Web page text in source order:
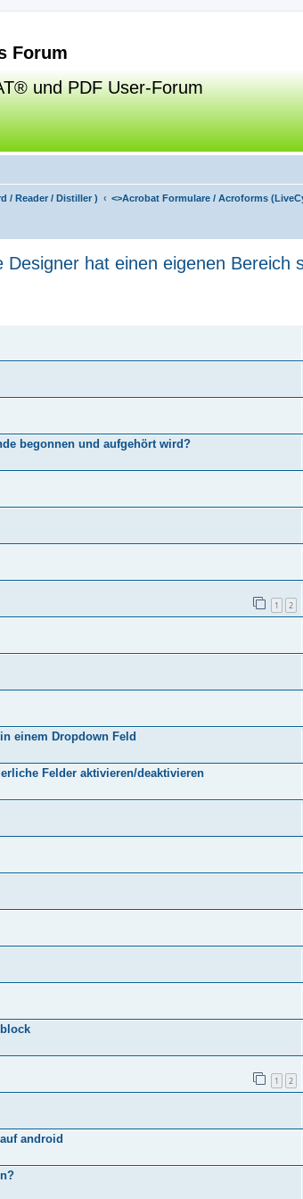
Forum
und PDF User-Forum
/ Reader / Distiller ) <>Acrobat Formulare / Acroforms
hat einen eigenen Bereich
begonnen und aufgehört wird?
1 2
einem Dropdown Feld
Felder aktivieren/deaktivieren
1 2
android